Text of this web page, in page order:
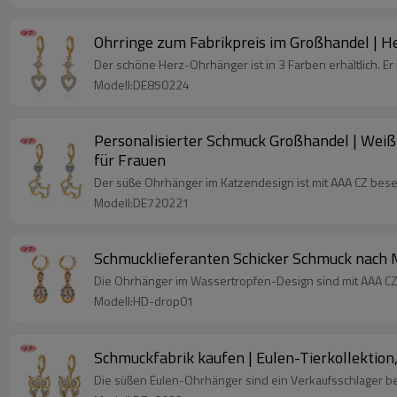
Ohrringe zum Fabrikpreis im Großhandel |
Der schöne Herz-Ohrhänger ist in 3 Farben erhältlich.
Modell:DE850224
Personalisierter Schmuck Großhandel |
für Frauen
Der süße Ohrhänger im Katzendesign ist mit AAA CZ
Modell:DE720221
Schmucklieferanten Schicker Schmuck
Die Ohrhänger im Wassertropfen-Design sind mit AAA
Modell:HD-drop01
Schmuckfabrik kaufen | Eulen-
Die süßen Eulen-Ohrhänger sind ein Verkaufsschlager